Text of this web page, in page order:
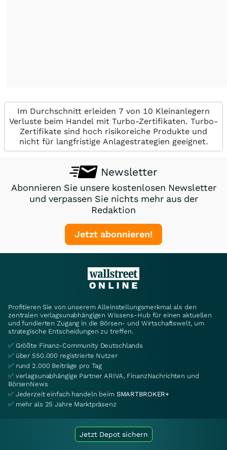
Im Durchschnitt erleiden 7 von 10 Kleinanlegern
Verluste beim Handel mit Turbo-Zertifikaten. Turbo-
Zertifikate sind hoch risikoreiche Produkte und
nicht für langfristige Anlagestrategien geeignet.
Newsletter
Abonnieren Sie unsere kostenlosen Newsletter
und verpassen Sie nichts mehr aus der
Redaktion
Jetzt abonnieren!
Profitieren Sie von unserem Alleinstellungsmerkmal als den
zentralen verlagsunabhängigen Wissens-Hub für einen aktuellen
und fundierten Zugang in die Börsen- und Wirtschaftswelt, um
strategische Entscheidungen zu treffen.
✅ Größte Finanz-Community Deutschlands
✅ über 550.000 registrierte Nutzer
✅ rund 2.000 Beiträge pro Tag
✅ verlagsunabhängige Partner ARIVA, FinanzNachrichten und
BörsenNews
✅ Jederzeit einfach handeln beim SMARTBROKER+
✅ mehr als 25 Jahre Marktpräsenz
Jetzt Depot sichern